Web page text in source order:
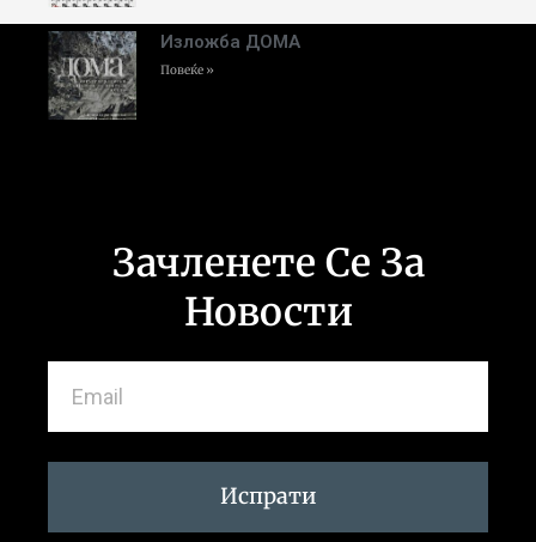
Изложба ДОМА
Повеќе »
Зачленете Се За
Новости
Испрати